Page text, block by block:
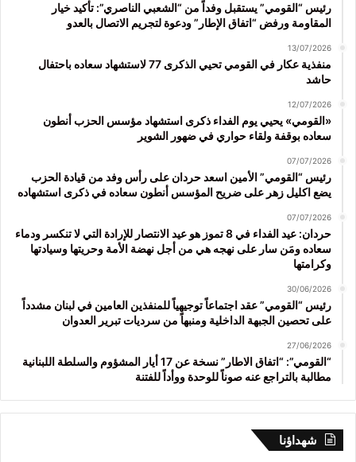
رئيس “القومي” يستقبل وفداً من “الشعبي الناصري”: تأكيد خيار
المقاومة ورفض “اتفاق الإطار” ودعوة لتجريم الاتصال بالعدو
13/07/2026
منفذية عكار في القومي تحيي الذكرى 77 لاستشهاد سعاده باحتفال
حاشد
12/07/2026
«القومي» يحيي يوم الفداء ذكرى استشهاد مؤسس الحزب أنطون
سعاده بوقفة ولقاء حواري في ضهور الشوير
07/07/2026
رئيس “القومي” الأمين اسعد حردان على رأس وفد من قيادة الحزب
يضع اكليل زهر على ضريح المؤسس أنطون سعاده في ذكرى استشهاده
07/07/2026
حردان: عيد الفداء في 8 تموز هو عيد الانتصار للإرادة التي لا تنكسر ودماء
سعاده ومَن سار على نهجه هي من أجل نهضة الأمة وحريتها وسيادتها
وكرامتها
30/06/2026
رئيس “القومي” عقد اجتماعاً توجيهياً للمنفذين العامين في لبنان مشدداً
على تحصين الجبهة الداخلية ومنبهاً من سرديات تبرير العدوان
27/06/2026
“القومي”: “اتفاق الاطار” نسخة عن 17 أيار المشؤوم والسلطة اللبنانية
مطالبة بالتراجع عنه صوناً للوحدة ووأداً للفتنة
شهداؤنا